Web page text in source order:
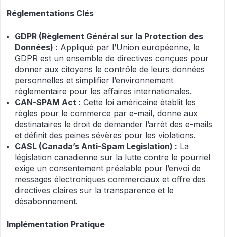
Réglementations Clés
GDPR (Règlement Général sur la Protection des
Données) : Appliqué par l’Union européenne, le
GDPR est un ensemble de directives conçues pour
donner aux citoyens le contrôle de leurs données
personnelles et simplifier l’environnement
réglementaire pour les affaires internationales.
CAN-SPAM Act : Cette loi américaine établit les
règles pour le commerce par e-mail, donne aux
destinataires le droit de demander l’arrêt des e-mails
et définit des peines sévères pour les violations.
CASL (Canada’s Anti-Spam Legislation) : La
législation canadienne sur la lutte contre le pourriel
exige un consentement préalable pour l’envoi de
messages électroniques commerciaux et offre des
directives claires sur la transparence et le
désabonnement.
Implémentation Pratique